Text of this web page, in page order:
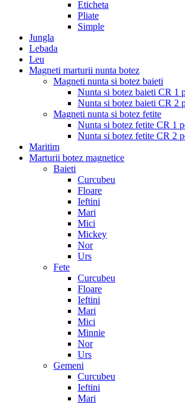
Eticheta
Pliate
Simple
Jungla
Lebada
Leu
Magneti marturii nunta botez
Magneti nunta si botez baieti
Nunta si botez baieti CR 1
Nunta si botez baieti CR 2
Magneti nunta si botez fetite
Nunta si botez fetite CR 1
Nunta si botez fetite CR 2
Maritim
Marturii botez magnetice
Baieti
Curcubeu
Floare
Ieftini
Mari
Mici
Mickey
Nor
Urs
Fete
Curcubeu
Floare
Ieftini
Mari
Mici
Minnie
Nor
Urs
Gemeni
Curcubeu
Ieftini
Mari